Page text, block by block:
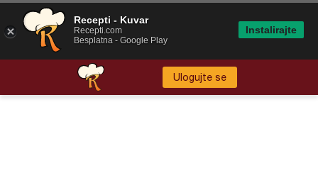
Ulogujte se
Recepti - Kuvar
Recepti.com
Besplatna - Google Play
Instalirajte